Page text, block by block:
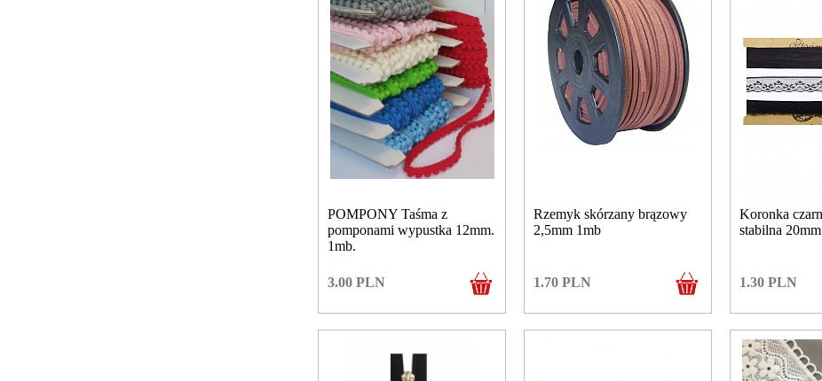
POMPONY Taśma z
pomponami wypustka 12mm.
1mb.
3.00 PLN
Rzemyk skórzany brązowy
2,5mm 1mb
1.70 PLN
Koronka
stabilna
1.30 PLN